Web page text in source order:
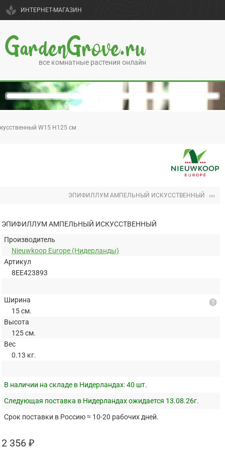
spa ИНТЕРНЕТ-МАГАЗИН
GardenGrove.ru
все комнатные растения онлайн
W15 H125 см
ЭПИФИЛЛУМ АМПЕЛЬНЫЙ ИСКУССТВЕННЫЙ ›››
ЭПИФИЛЛУМ АМПЕЛЬНЫЙ ИСКУССТВЕННЫЙ
Производитель
Nieuwkoop Europe (Нидерланды)
Артикул
8EE423893
Ширина
15 см.
Высота
125 см.
Вес
0.13 кг.
help
В наличии на складе в Нидерландах:40 шт.
Следующая поставка в Нидерландах ожидается 13.08.26г.
Срок поставки в Россию ≈ 10-20 рабочих дней.
2 356 ₽